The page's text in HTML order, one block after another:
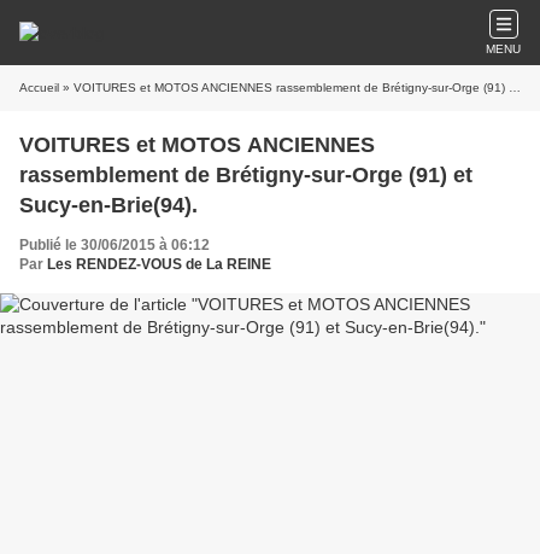
MENU
Accueil » VOITURES et MOTOS ANCIENNES rassemblement de Brétigny-sur-Orge (91) et Sucy-en-Brie(94).
VOITURES et MOTOS ANCIENNES
rassemblement de Brétigny-sur-Orge (91) et
Sucy-en-Brie(94).
Publié le 30/06/2015 à 06:12
Par Les RENDEZ-VOUS de La REINE